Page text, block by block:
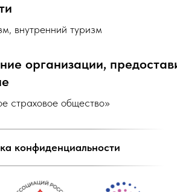
внутренний туризм
организации,
страховое общество»
конфиденциальности